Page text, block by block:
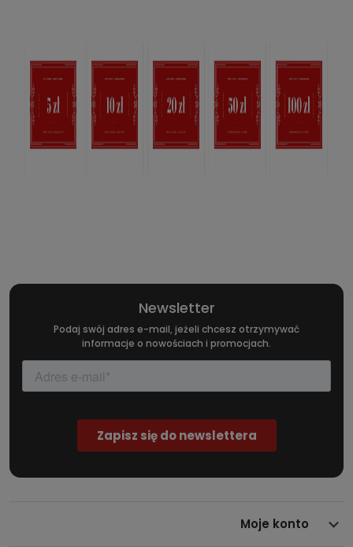
Newsletter
Podaj swój adres e-mail, jeżeli chcesz otrzymywać
informacje o nowościach i promocjach.
Moje konto